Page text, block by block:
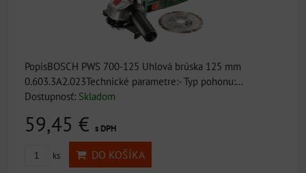
PopisBOSCH PWS 700-125 Uhlová brúska 125 mm
0.603.3A2.023Technické parametre:- Typ pohonu:...
Dostupnosť: Skladom
59,45 € s DPH
ks DO KOŠÍKA